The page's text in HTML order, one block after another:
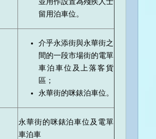
留用泊車位。
介乎永添街與永華街之
間的一段市場街的電單
車泊車位及上落客貨
區；
永華街的咪錶泊車位。
永華街的咪錶泊車位及電單
車泊車